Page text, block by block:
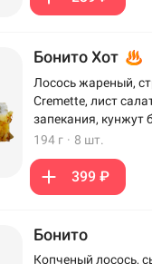
Бонито Хот
Лосось жареный,
Cremette, лист
запекания, кунжут
194 г · 8 шт.
399 ₽
Бонито
Копченый лосось,